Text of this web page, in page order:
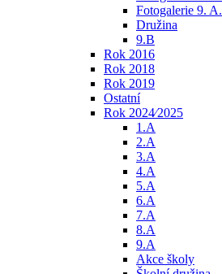
Fotogalerie 9. A.
Družina
9.B
Rok 2016
Rok 2018
Rok 2019
Ostatní
Rok 2024⁄2025
1.A
2.A
3.A
4.A
5.A
6.A
7.A
8.A
9.A
Akce školy